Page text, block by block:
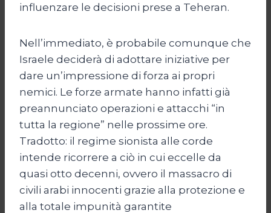
influenzare le decisioni prese a Teheran.
Nell’immediato, è probabile comunque che
Israele deciderà di adottare iniziative per
dare un’impressione di forza ai propri
nemici. Le forze armate hanno infatti già
preannunciato operazioni e attacchi “in
tutta la regione” nelle prossime ore.
Tradotto: il regime sionista alle corde
intende ricorrere a ciò in cui eccelle da
quasi otto decenni, ovvero il massacro di
civili arabi innocenti grazie alla protezione e
alla totale impunità garantite